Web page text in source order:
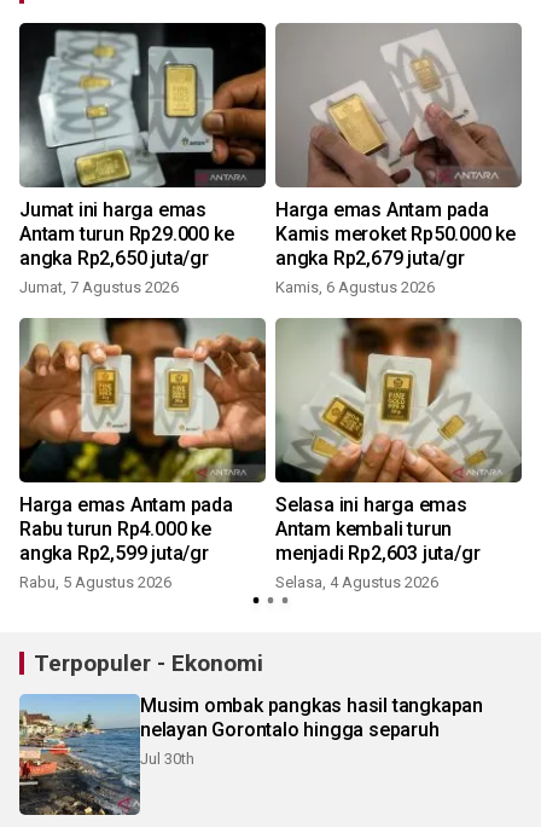
Jumat ini harga emas
Antam turun Rp29.000 ke
angka Rp2,650 juta/gr
Jumat, 7 Agustus 2026
Harga emas Antam pada
Kamis meroket Rp50.000 ke
angka Rp2,679 juta/gr
Kamis, 6 Agustus 2026
Harga emas Antam pada
Rabu turun Rp4.000 ke
angka Rp2,599 juta/gr
Rabu, 5 Agustus 2026
Selasa ini harga emas
Antam kembali turun
menjadi Rp2,603 juta/gr
Selasa, 4 Agustus 2026
Terpopuler - Ekonomi
Musim ombak pangkas hasil tangkapan
nelayan Gorontalo hingga separuh
Jul 30th